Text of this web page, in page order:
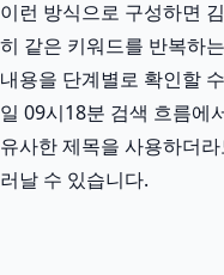
이런 방식으로 구성하면
히 같은 키워드를 반복하
내용을 단계별로 확인할
일 09시18분 검색 흐름에
유사한 제목을 사용하더
러날 수 있습니다.